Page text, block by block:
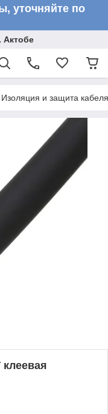
уточняйте по
Актобе
Изоляция и защита кабеля